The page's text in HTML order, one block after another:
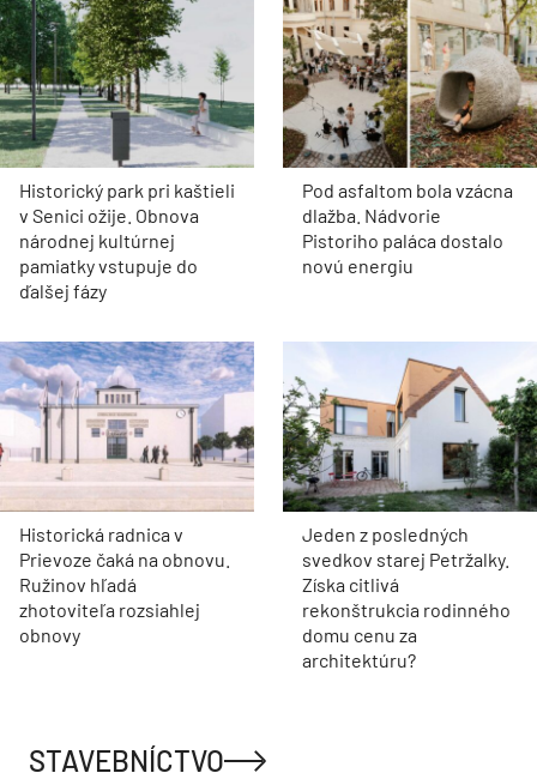
Historický park pri kaštieli
v Senici ožije. Obnova
národnej kultúrnej
pamiatky vstupuje do
ďalšej fázy
Pod asfaltom bola vzácna
dlažba. Nádvorie
Pistoriho paláca dostalo
novú energiu
Historická radnica v
Prievoze čaká na obnovu.
Ružinov hľadá
zhotoviteľa rozsiahlej
obnovy
Jeden z posledných
svedkov starej Petržalky.
Získa citlivá
rekonštrukcia rodinného
domu cenu za
architektúru?
STAVEBNÍCTVO